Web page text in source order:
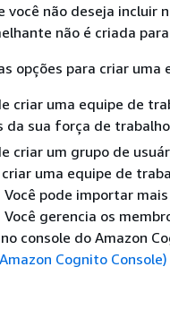
você não deseja incluir
não é criada
opções para criar uma
criar uma equipe de
da sua força de
criar um grupo de
uma equipe de
Você pode importar
gerencia os
console do Amazon
Cognito Console)